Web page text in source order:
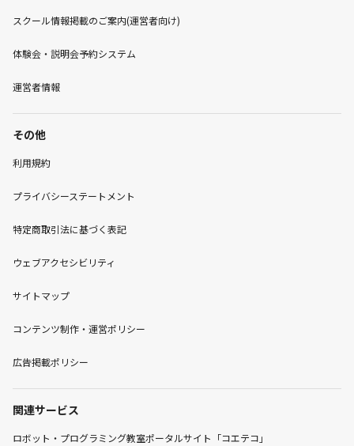
スクール情報掲載のご案内(運営者向け)
体験会・説明会予約システム
運営者情報
その他
利用規約
プライバシーステートメント
特定商取引法に基づく表記
ウェブアクセシビリティ
サイトマップ
コンテンツ制作・運営ポリシー
広告掲載ポリシー
関連サービス
ロボット・プログラミング教室ポータルサイト「コエテコ」